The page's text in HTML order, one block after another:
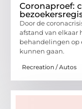
Coronaproef:
Door de
afstand van elkaar
behandelingen op
kunnen gaan.
Recreation / Autos